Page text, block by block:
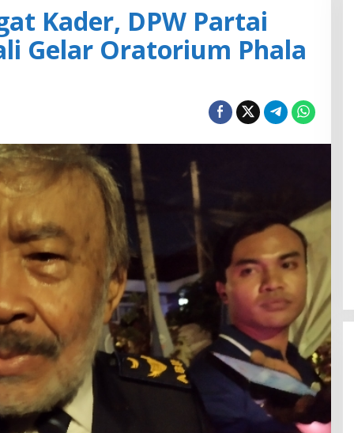
Kader, DPW Partai
Gelar Oratorium Phala